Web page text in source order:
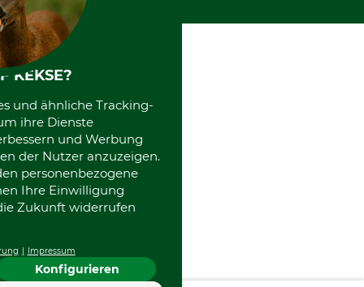
KEKSE?
und ähnliche Tracking-
ihre Dienste
und Werbung
der Nutzer anzuzeigen.
personenbezogene
Ihre Einwilligung
Zukunft widerrufen
Impressum
Konfigurieren